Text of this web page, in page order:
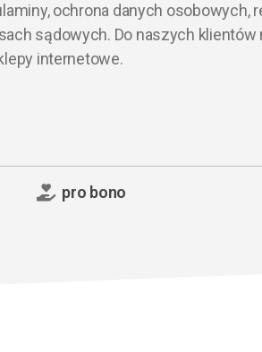
ochrona danych osobowych,
sądowych. Do naszych klientów
internetowe.
pro bono